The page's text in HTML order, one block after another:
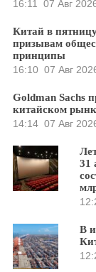
16:11 07 Авг
Китай в
призывам
принципы
16:10 07 Авг
Goldman Sachs
китайском
14:14 07 Авг
31
В